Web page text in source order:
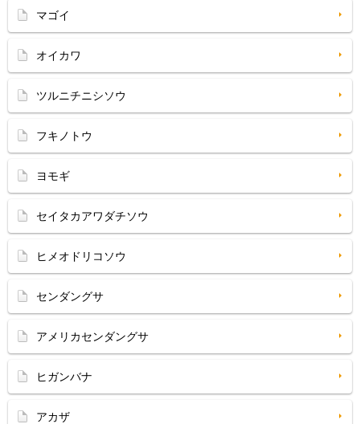
マゴイ
オイカワ
ツルニチニシソウ
フキノトウ
ヨモギ
セイタカアワダチソウ
ヒメオドリコソウ
センダングサ
アメリカセンダングサ
ヒガンバナ
アカザ